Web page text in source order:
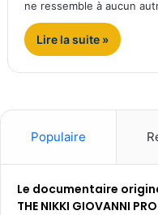
ne ressemble à aucun
Lire la suite »
Populaire
Le documentaire
THE NIKKI GIOVANNI